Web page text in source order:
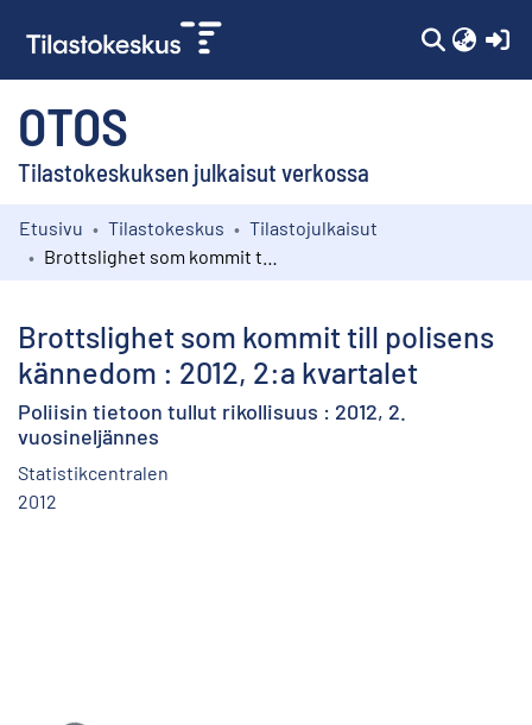
OTOS
Tilastokeskuksen julkaisut verkossa
Kokoelmat
Etusivu Tilastokeskus
Tilastojulkaisut
Brottslighet som kommit till polisens
kännedom : 2012, 2:a kvartalet
Poliisin tietoon tullut rikollisuus : 2012, 2.
vuosineljännes
Statistikcentralen
2012